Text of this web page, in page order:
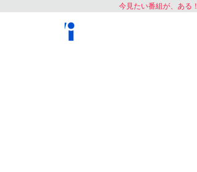
今見たい番組が、ある！